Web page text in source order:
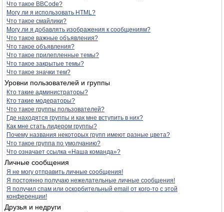
Что такое BBCode?
Могу ли я использовать HTML?
Что такое смайлики?
Могу ли я добавлять изображения к сообщениям?
Что такое важные объявления?
Что такое объявления?
Что такое прилепленные темы?
Что такое закрытые темы?
Что такое значки тем?
Уровни пользователей и группы
Кто такие администраторы?
Кто такие модераторы?
Что такое группы пользователей?
Где находятся группы и как мне вступить в них?
Как мне стать лидером группы?
Почему названия некоторых групп имеют разные цвета?
Что такое группа по умолчанию?
Что означает ссылка «Наша команда»?
Личные сообщения
Я не могу отправить личные сообщения!
Я постоянно получаю нежелательные личные сообщения!
Я получил спам или оскорбительный email от кого-то с этой
конференции!
Друзья и недруги